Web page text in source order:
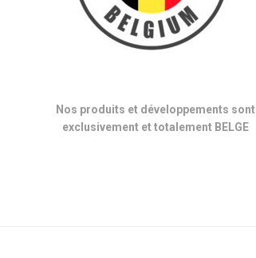
Nos produits et développements sont
exclusivement et totalement BELGE